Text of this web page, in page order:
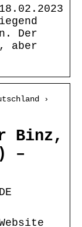
Der
aber
›
Binz,
–